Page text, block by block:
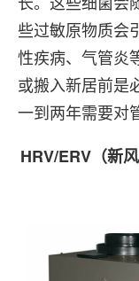
些过敏原物质会
性疾病、气管炎
或搬入新居前是
一到两年需要对
HRV/ERV（新风